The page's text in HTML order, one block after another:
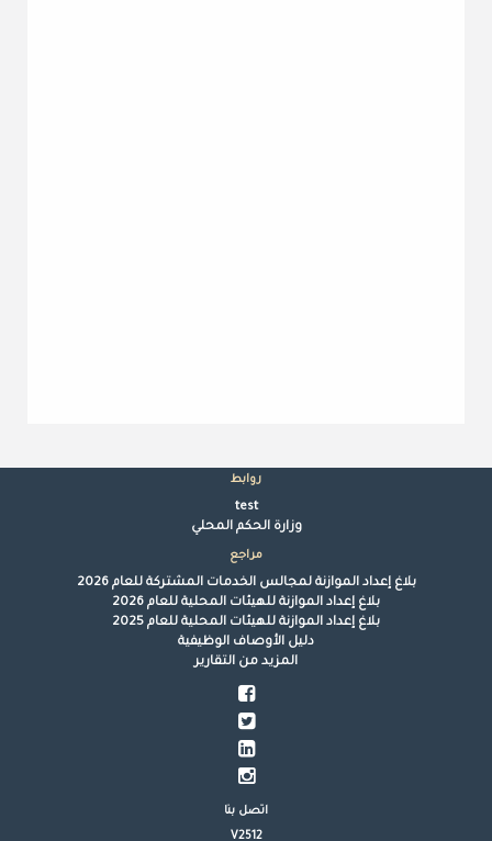
روابط
test
وزارة الحكم المحلي
مراجع
بلاغ إعداد الموازنة لمجالس الخدمات المشتركة للعام 2026
بلاغ إعداد الموازنة للهيئات المحلية للعام 2026
بلاغ إعداد الموازنة للهيئات المحلية للعام 2025
دليل الأوصاف الوظيفية
المزيد من التقارير
اتصل بنا
V2512